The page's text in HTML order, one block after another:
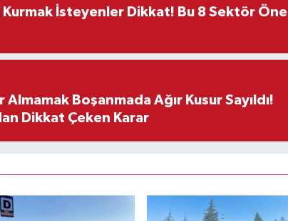
Kurmak İsteyenler Dikkat! Bu 8 Sektör Öne
Almamak Boşanmada Ağır Kusur Sayıldı!
Dikkat Çeken Karar